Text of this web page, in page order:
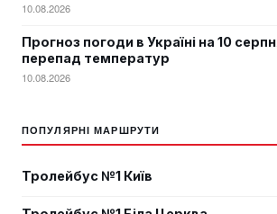
10.08.2026
Прогноз погоди в Україні на 10
перепад температур
10.08.2026
ПОПУЛЯРНІ МАРШРУТИ
Тролейбус №1 Київ